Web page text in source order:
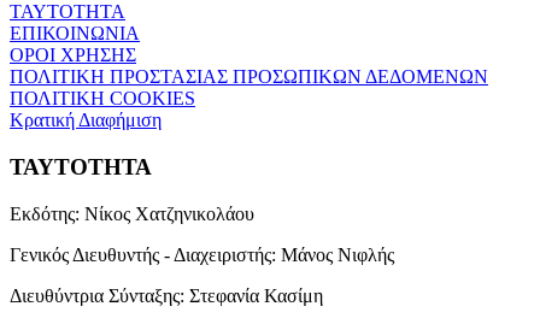
ΤΑΥΤΟΤΗΤΑ
ΕΠΙΚΟΙΝΩΝΙΑ
ΟΡΟΙ ΧΡΗΣΗΣ
ΠΟΛΙΤΙΚΗ ΠΡΟΣΤΑΣΙΑΣ ΠΡΟΣΩΠΙΚΩΝ ΔΕΔΟΜΕΝΩΝ
ΠΟΛΙΤΙΚΗ COOKIES
Κρατική Διαφήμιση
ΤΑΥΤΟΤΗΤΑ
Εκδότης: Νίκος Χατζηνικολάου
Γενικός Διευθυντής - Διαχειριστής: Μάνος Νιφλής
Διευθύντρια Σύνταξης: Στεφανία Κασίμη